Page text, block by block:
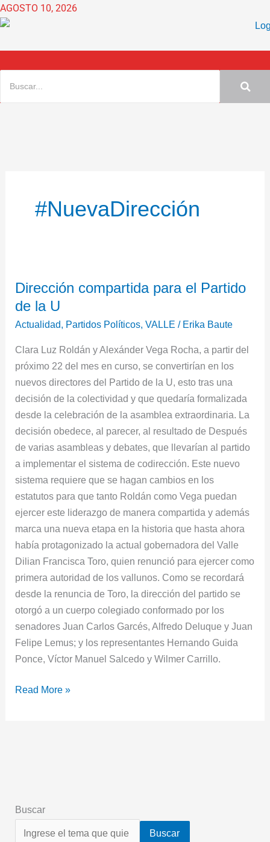
Ir
al
AGOSTO 10, 2026
#NuevaDirección
Dirección compartida para el Partido
de la U
Actualidad, Partidos Políticos,VALLE / Erika Baute
Clara Luz Roldán y Alexánder Vega Rocha, a partir del
próximo 22 del mes en curso, se convertirían en los
nuevos directores del Partido de la U, esto tras una
decisión de la colectividad y que quedaría formalizada
desde la celebración de la asamblea extraordinaria. La
decisión obedece, al parecer, al resultado de Después
de varias asambleas y debates, que llevarían al partido
a implementar el sistema de codirección. Este nuevo
sistema requiere que se hagan cambios en los
estatutos para que tanto Roldán como Vega puedan
ejercer este liderazgo de manera compartida y además
marca una nueva etapa en la historia que hasta ahora
había protagonizado la actual gobernadora del Valle
Dilian Francisca Toro, quien renunció para ejercer como
primera autoridad de los vallunos. Como se recordará
desde la renuncia de Toro, la dirección del partido se
otorgó a un cuerpo colegiado conformado por los
senadores Juan Carlos Garcés, Alfredo Deluque y Juan
Felipe Lemus; y los representantes Hernando Guida
Ponce, Víctor Manuel Salcedo y Wilmer Carrillo.
compartida
para
el
de
la
U
Read More »
Buscar
Buscar